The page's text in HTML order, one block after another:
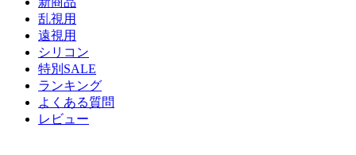
乱視用
遠視用
シリコン
特別SALE
ランキング
よくある質問
レビュー